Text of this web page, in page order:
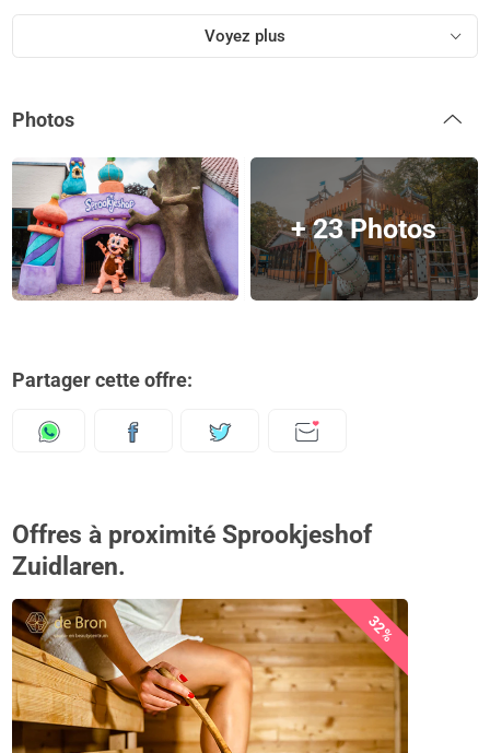
Voyez plus
Photos
+ 23 Photos
Partager cette offre:
Offres à proximité Sprookjeshof
Zuidlaren.
32%